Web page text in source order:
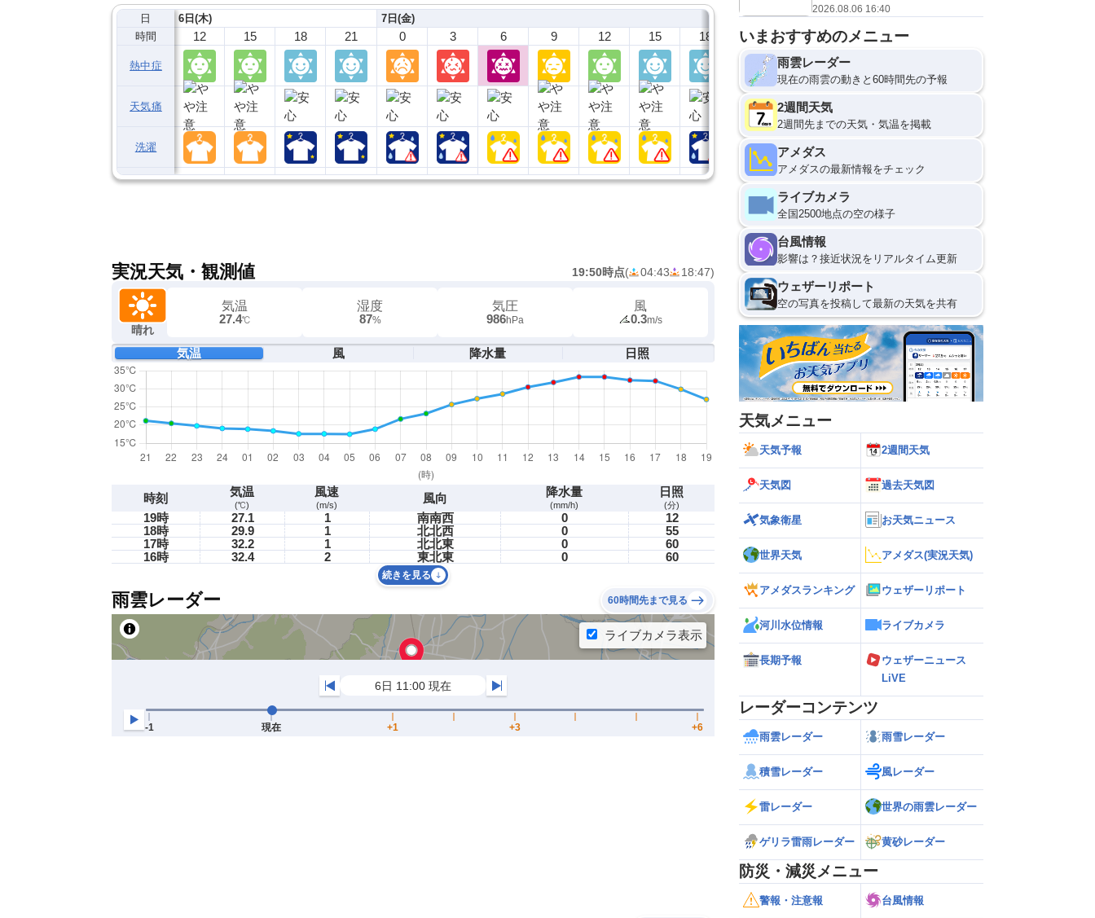
日
時間
熱中症
天気痛
洗濯
6日(木)
12 15 18 21
7日(金)
0 3 6 9 12 15 18 21
8日(土)
0
実況天気・観測値 19:50時点( 04:43 18:47)
晴れ
気温
27.4℃
湿度
87%
気圧
986hPa
風
0.3m/s
気温 風 降水量 日照
時刻 気温
(℃)
風速
(m/s) 風向 降水量
(mm/h)
日照
(分)
19時 27.1 1 南南西 0
12
18時
29.9 1 北北西 0
55
17時
32.2 1 北北東 0
60
16時
32.4 2 東北東 0 60
続きを見る
雨雲レーダー 60時間先まで見る
2026.08.06 16:40
いまおすすめのメニュー
雨雲レーダー
現在の雨雲の動きと60時間先の予報
2週間天気
2週間先までの天気・気温を掲載
アメダス
アメダスの最新情報をチェック
ライブカメラ
全国2500地点の空の様子
台風情報
影響は？接近状況をリアルタイム更新
ウェザーリポート
空の写真を投稿して最新の天気を共有
天気メニュー
天気予報 2週間天気
天気図 過去天気図
気象衛星 お天気ニュース
世界天気 アメダス(実況天気)
アメダスランキング ウェザーリポート
河川水位情報 ライブカメラ
長期予報
ウェザーニュース
LiVE
レーダーコンテンツ
雨雲レーダー 雨雪レーダー
積雪レーダー 風レーダー
雷レーダー 世界の雨雲レーダー
ゲリラ雷雨レーダー 黄砂レーダー
防災・減災メニュー
警報・注意報 台風情報